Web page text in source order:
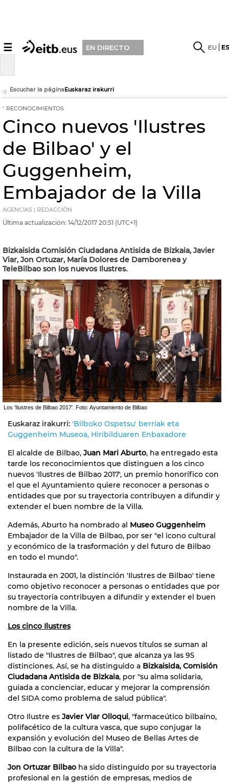
☰ EN DIRECTO EU
Escuchar la páginaEuskaraz irakurri
RECONOCIMIENTOS
Cinco nuevos 'Ilustres
de Bilbao' y el
Guggenheim,
Embajador de la Villa
AGENCIAS | REDACCIÓN
Última actualización: 14/12/2017 20:51 (UTC+1)
Bizkaisida Comisión Ciudadana Antisida de Bizkaia, Javier
Viar, Jon Ortuzar, María Dolores de Damborenea y
TeleBilbao son los nuevos Ilustres.
Los 'Ilustres de Bilbao 2017'. Foto: Ayuntamiento de Bilbao
Euskaraz irakurri: 'Bilboko Ospetsu' berriak eta
Guggenheim Museoa, Hiribilduaren Enbaxadore
El alcalde de Bilbao, Juan Mari Aburto, ha entregado esta
tarde los reconocimientos que distinguen a los cinco
nuevos 'Ilustres de Bilbao 2017', un premio honorífico con
el que el Ayuntamiento quiere reconocer a personas o
entidades que por su trayectoria contribuyen a difundir y
extender el buen nombre de la Villa.
Además, Aburto ha nombrado al Museo Guggenheim
Embajador de la Villa de Bilbao, por ser "el icono cultural
y económico de la trasformación y del futuro de Bilbao
en todo el mundo".
Instaurada en 2001, la distinción 'Ilustres de Bilbao' tiene
como objetivo reconocer a personas o entidades que por
su trayectoria contribuyen a difundir y extender el buen
nombre de la Villa.
Los cinco Ilustres
En la presente edición, seis nuevos títulos se suman al
listado de "Ilustres de Bilbao", que alcanza ya las 95
distinciones. Así, se ha distinguido a Bizkaisida, Comisión
Ciudadana Antisida de Bizkaia, por "su alma solidaria,
guiada a concienciar, educar y mejorar la comprensión
del SIDA como problema de salud pública".
Otro Ilustre es Javier Viar Olloqui, "farmaceútico bilbaíno,
polifacético de la cultura vasca, que supo conjugar la
expansión y evolución del Museo de Bellas Artes de
Bilbao con la cultura de la Villa".
Jon Ortuzar Bilbao ha sido distinguido por su trayectoria
profesional en la gestión de empresas, medios de